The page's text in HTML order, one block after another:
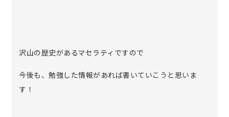
沢山の歴史があるマセラティですので
今後も、勉強した情報があれば書いていこうと思いま
す！